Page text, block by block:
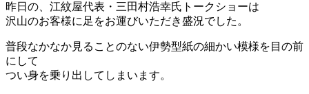
昨日の、江紋屋代表・三田村浩幸氏トークショーは
沢山のお客様に足をお運びいただき盛況でした。
普段なかなか見ることのない伊勢型紙の細かい模様を目の前
にして
つい身を乗り出してしまいます。